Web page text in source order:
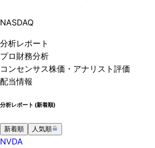
NASDAQ
分析レポート
プロ 財務分析
コンセンサス株価 ・アナリスト評価
配当情報
分析レポート (新着順)
新着順 人気順
NVDA